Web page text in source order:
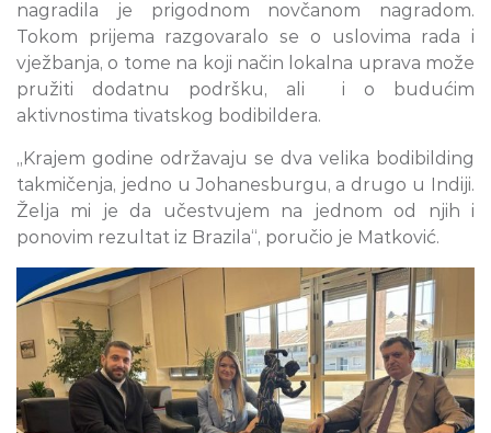
nagradila je prigodnom novčanom nagradom.
Tokom prijema razgovaralo se o uslovima rada i
vježbanja, o tome na koji način lokalna uprava može
pružiti dodatnu podršku, ali i o budućim
aktivnostima tivatskog bodibildera.
„Krajem godine održavaju se dva velika bodibilding
takmičenja, jedno u Johanesburgu, a drugo u Indiji.
Želja mi je da učestvujem na jednom od njih i
ponovim rezultat iz Brazila“, poručio je Matković.